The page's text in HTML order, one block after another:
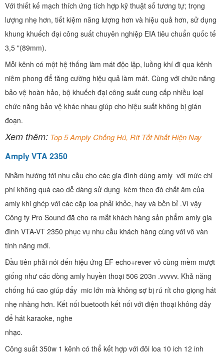
Với thiết kế mạch thích ứng tích hợp kỹ thuật số tương tự; trọng
lượng nhẹ hơn, tiết kiệm năng lượng hơn và hiệu quả hơn, sử dụng
khung khuếch đại công suất chuyên nghiệp EIA tiêu chuẩn quốc tế
3,5 "(89mm).
Mỗi kênh có một hệ thống làm mát độc lập, luồng khí đi qua kênh
niêm phong để tăng cường hiệu quả làm mát. Cùng với chức năng
bảo vệ hoàn hảo, bộ khuếch đại công suất cung cấp nhiều loại
chức năng bảo vệ khác nhau giúp cho hiệu suất không bị gián
đoạn.
Xem thêm: Top 5 Amply Chống Hú, Rít Tốt Nhất Hiện Nay
Amply VTA 2350
Nhằm hướng tới nhu cầu cho các gia đình dùng amly với mức chi
phí không quá cao dễ dàng sử dụng kèm theo đó chất âm của
amly khi ghép với các cặp loa phải khỏe, hay và bền bỉ .Vì vậy
Công ty Pro Sound đã cho ra mắt khách hàng sản phẩm amly gia
đình VTA-VT 2350 phục vụ nhu cầu khách hàng cùng với vô vàn
tính năng mới.
Đầu tiên phải nói đến hiệu ứng EF echo+rever vô cùng mềm mượt
giống như các dòng amly huyền thoại 506 203n .vvvvv. Khả năng
chống hú cao giúp đẩy mic lớn mà không sợ bị rú rít cho giọng hát
nhẹ nhàng hơn. Kết nối buetooth kết nối với điện thoại không dây
để hát karaoke, nghe
nhạc.
Công suất 350w 1 kênh có thể kết hợp với đôi loa 10 ich 12 inh